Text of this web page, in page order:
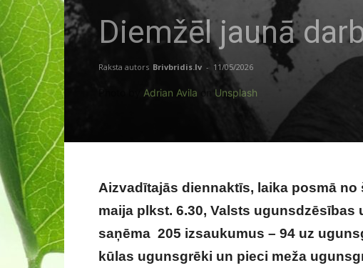
Diemžēl jaunā
Raksta autors Brivbridis.lv - 11/05/2026
Adrian Avila Unsplash
Aizvadītajās diennaktīs, laika posmā no
maija plkst. 6.30, Valsts ugunsdzēsības
saņēma 205 izsaukumus – 94 uz
kūlas ugunsgrēki un pieci meža